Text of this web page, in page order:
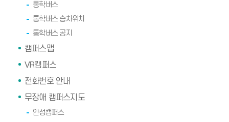
통학버스
통학버스 승차위치
통학버스 공지
캠퍼스맵
VR캠퍼스
전화번호 안내
무장애 캠퍼스지도
안성캠퍼스